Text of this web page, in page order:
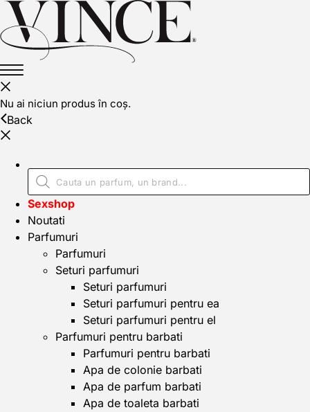
Nu ai niciun produs în coș.
Back
Sexshop
Noutati
Parfumuri
Parfumuri
Seturi parfumuri
Seturi parfumuri
Seturi parfumuri pentru ea
Seturi parfumuri pentru el
Parfumuri pentru barbati
Parfumuri pentru barbati
Apa de colonie barbati
Apa de parfum barbati
Apa de toaleta barbati